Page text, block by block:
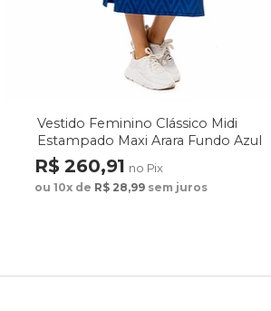
Vestido Feminino Clássico Midi
Estampado Maxi Arara Fundo Azul
R$ 260,91 no Pix
ou 10x de R$ 28,99 sem juros